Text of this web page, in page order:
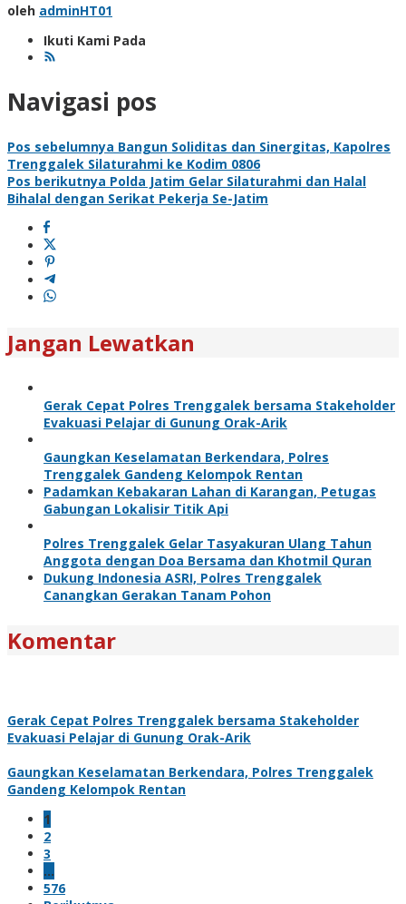
oleh adminHT01
Ikuti Kami Pada
Navigasi pos
Pos sebelumnya Bangun Soliditas dan Sinergitas, Kapolres
Trenggalek Silaturahmi ke Kodim 0806
Pos berikutnya Polda Jatim Gelar Silaturahmi dan Halal
Bihalal dengan Serikat Pekerja Se-Jatim
Jangan Lewatkan
Gerak Cepat Polres Trenggalek bersama Stakeholder
Evakuasi Pelajar di Gunung Orak-Arik
Gaungkan Keselamatan Berkendara, Polres
Trenggalek Gandeng Kelompok Rentan
Padamkan Kebakaran Lahan di Karangan, Petugas
Gabungan Lokalisir Titik Api
Polres Trenggalek Gelar Tasyakuran Ulang Tahun
Anggota dengan Doa Bersama dan Khotmil Quran
Dukung Indonesia ASRI, Polres Trenggalek
Canangkan Gerakan Tanam Pohon
Komentar
Gerak Cepat Polres Trenggalek bersama Stakeholder
Evakuasi Pelajar di Gunung Orak-Arik
Gaungkan Keselamatan Berkendara, Polres Trenggalek
Gandeng Kelompok Rentan
1
2
3
…
576